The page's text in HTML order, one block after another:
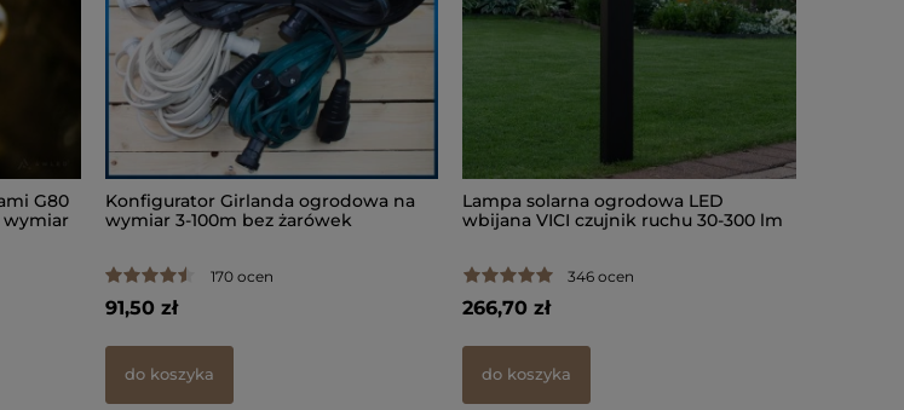
G80
wymiar
Konfigurator Girlanda ogrodowa na
wymiar 3-100m bez żarówek
170 ocen
91,50 zł
do koszyka
Lampa solarna ogrodowa LED
wbijana VICI czujnik ruchu 30-300 lm
346 ocen
266,70 zł
do koszyka